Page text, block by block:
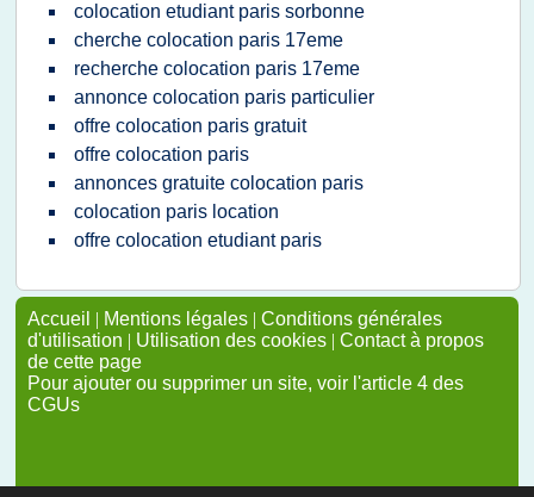
colocation etudiant paris sorbonne
cherche colocation paris 17eme
recherche colocation paris 17eme
annonce colocation paris particulier
offre colocation paris gratuit
offre colocation paris
annonces gratuite colocation paris
colocation paris location
offre colocation etudiant paris
Accueil | Mentions légales | Conditions générales
d'utilisation | Utilisation des cookies | Contact à propos
de cette page
Pour ajouter ou supprimer un site, voir l'article 4 des
CGUs